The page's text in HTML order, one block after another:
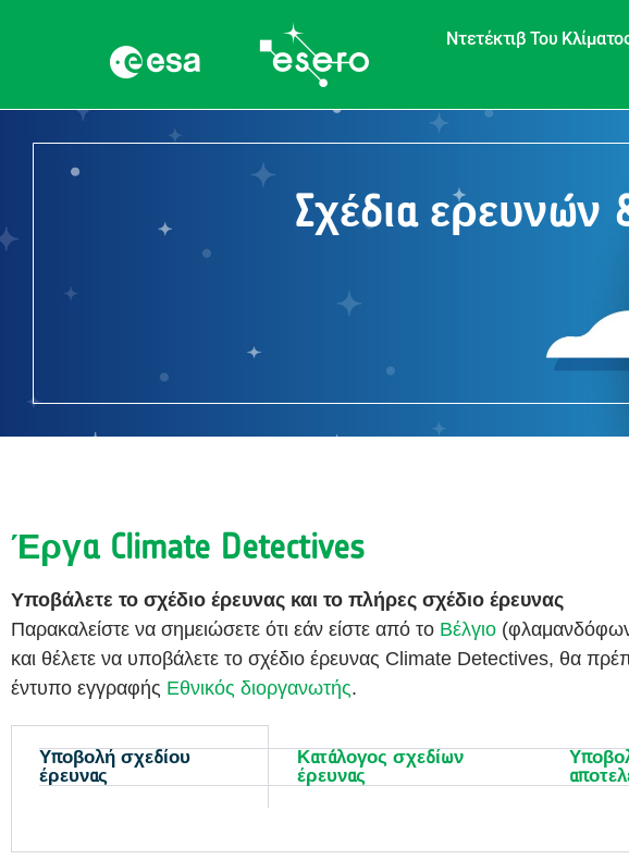
Ντετέκτιβ Του
Σχέδια ερευνών
Έργα Climate Detectives
Υποβάλετε το σχέδιο έρευνας και το πλήρες σχέδιο έρευνας
Παρακαλείστε να σημειώσετε ότι εάν είστε από το Βέλγιο
και θέλετε να υποβάλετε το σχέδιο έρευνας Climate Detectives, θα
έντυπο εγγραφής Εθνικός διοργανωτής.
Υποβολή σχεδίου
έρευνας
Κατάλογος σχεδίων
έρευνας